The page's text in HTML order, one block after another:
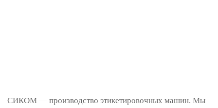
СИКОМ — производство этикетировочных машин. Мы